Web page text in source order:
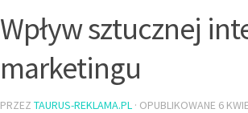
Wpływ sztucznej
marketingu
PRZEZ TAURUS-REKLAMA.PL · OPUBLIKOWANE 6